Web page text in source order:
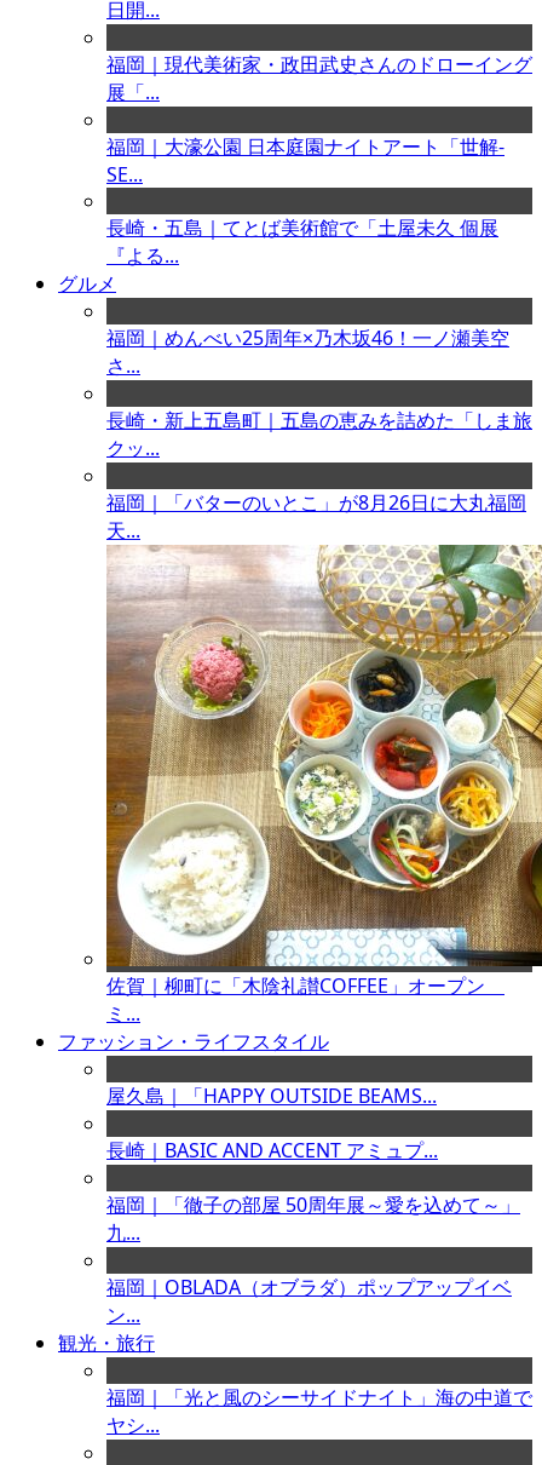
日開...
福岡｜現代美術家・政田武史さんのドローイング
展「...
福岡｜大濠公園 日本庭園ナイトアート「世解-
SE...
長崎・五島｜てとば美術館で「土屋未久 個展
『よる...
グルメ
福岡｜めんべい25周年×乃木坂46！一ノ瀬美空
さ...
長崎・新上五島町｜五島の恵みを詰めた「しま旅
クッ...
福岡｜「バターのいとこ」が8月26日に大丸福岡
天...
佐賀｜柳町に「木陰礼讃COFFEE」オープン
ミ...
ファッション・ライフスタイル
屋久島｜「HAPPY OUTSIDE BEAMS...
長崎｜BASIC AND ACCENT アミュプ...
福岡｜「徹子の部屋 50周年展～愛を込めて～」
九...
福岡｜OBLADA（オブラダ）ポップアップイベ
ン...
観光・旅行
福岡｜「光と風のシーサイドナイト」海の中道で
ヤシ...